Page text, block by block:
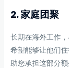
2. 家庭团聚
长期在海外工作
希望能够让他们
助您承担这部分